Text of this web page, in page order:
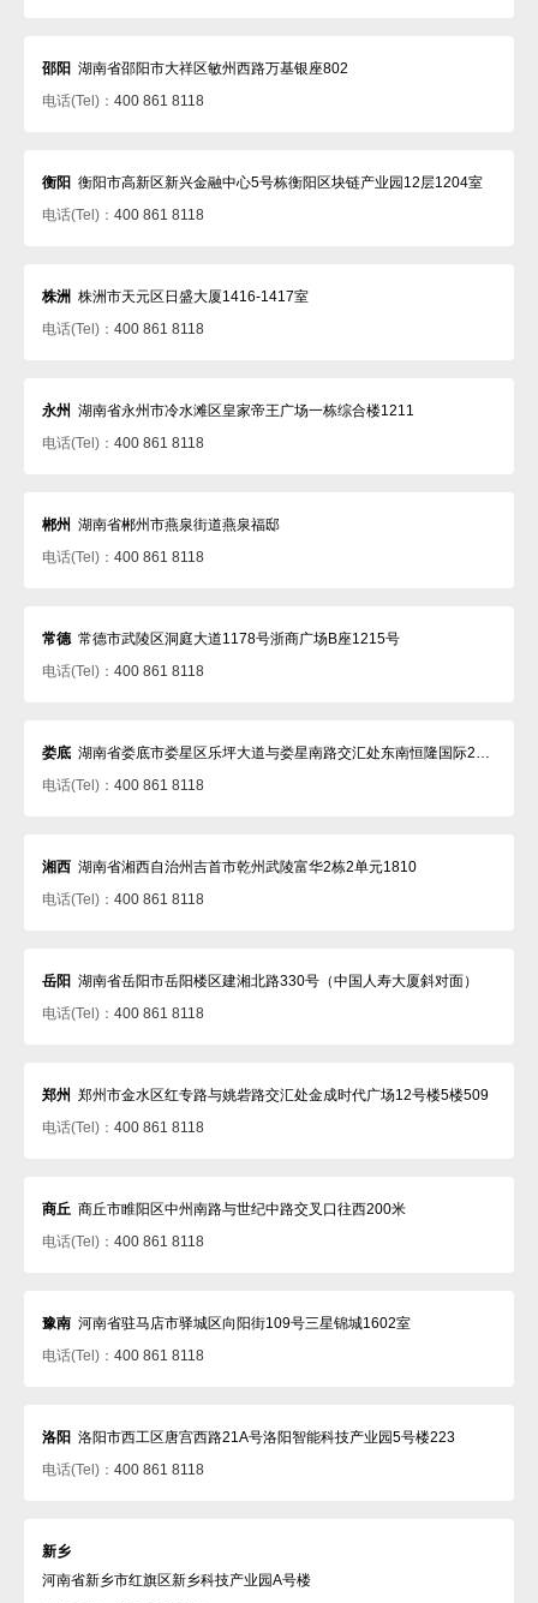
邵阳 湖南省邵阳市大祥区敏州西路万基银座802
电话(Tel)： 400 861 8118
衡阳 衡阳市高新区新兴金融中心5号栋衡阳区块链产业园12层1204室
电话(Tel)： 400 861 8118
株洲 株洲市天元区日盛大厦1416-1417室
电话(Tel)： 400 861 8118
永州 湖南省永州市冷水滩区皇家帝王广场一栋综合楼1211
电话(Tel)： 400 861 8118
郴州 湖南省郴州市燕泉街道燕泉福邸
电话(Tel)： 400 861 8118
常德 常德市武陵区洞庭大道1178号浙商广场B座1215号
电话(Tel)： 400 861 8118
娄底 湖南省娄底市娄星区乐坪大道与娄星南路交汇处东南恒隆国际29楼
电话(Tel)： 400 861 8118
湘西 湖南省湘西自治州吉首市乾州武陵富华2栋2单元1810
电话(Tel)： 400 861 8118
岳阳 湖南省岳阳市岳阳楼区建湘北路330号（中国人寿大厦斜对面）
电话(Tel)： 400 861 8118
郑州 郑州市金水区红专路与姚砦路交汇处金成时代广场12号楼5楼509
电话(Tel)： 400 861 8118
商丘 商丘市睢阳区中州南路与世纪中路交叉口往西200米
电话(Tel)： 400 861 8118
豫南 河南省驻马店市驿城区向阳街109号三星锦城1602室
电话(Tel)： 400 861 8118
洛阳 洛阳市西工区唐宫西路21A号洛阳智能科技产业园5号楼223
电话(Tel)： 400 861 8118
新乡
河南省新乡市红旗区新乡科技产业园A号楼